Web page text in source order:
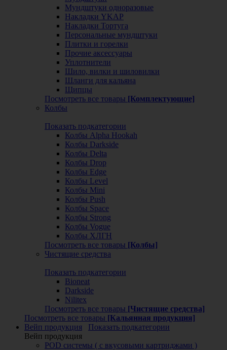
Мундштуки одноразовые
Накладки YKAP
Накладки Тортуга
Персональные мундштуки
Плитки и горелки
Прочие аксессуары
Уплотнители
Шило, вилки и шиловилки
Шланги для кальяна
Щипцы
Посмотреть все товары [Комплектующие]
Колбы
Показать подкатегории
Колбы Alpha Hookah
Колбы Darkside
Колбы Delta
Колбы Drop
Колбы Edge
Колбы Level
Колбы Mini
Колбы Push
Колбы Space
Колбы Strong
Колбы Vogue
Колбы ХЛГН
Посмотреть все товары [Колбы]
Чистящие средства
Показать подкатегории
Bioneat
Darkside
Nilitex
Посмотреть все товары [Чистящие средства]
Посмотреть все товары [Кальянная продукция]
Вейп продукция
Показать подкатегории
Вейп продукция
POD системы ( с вкусовыми картриджами )